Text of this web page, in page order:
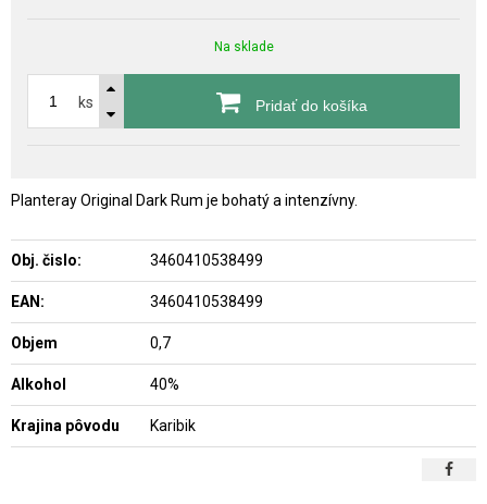
Na sklade
ks Pridať do košíka
Planteray Original Dark Rum je bohatý a intenzívny.
Obj. čislo: 3460410538499
EAN: 3460410538499
Objem 0,7
Alkohol 40%
Krajina pôvodu Karibik